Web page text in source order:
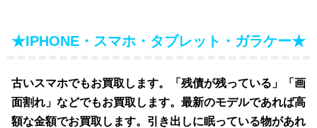
★IPHONE・スマホ・タブレット・ガラケー★
古いスマホでもお買取します。「残債が残っている」「画
面割れ」などでもお買取します。最新のモデルであれば高
額な金額でお買取します。引き出しに眠っている物があれ